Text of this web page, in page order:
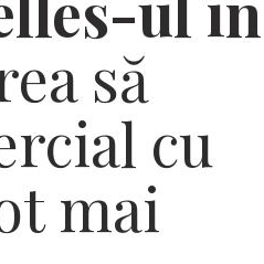
să
cu
mai